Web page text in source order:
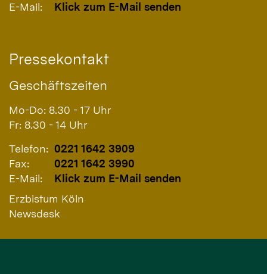
E-Mail:
Klick zum E-Mail senden
Pressekontakt
Geschäftszeiten
Mo-Do: 8.30 - 17 Uhr
Fr: 8.30 - 14 Uhr
Telefon: 0221 1642 3909
Fax:
0221 1642 3990
E-Mail:
Klick zum E-Mail senden
Erzbistum Köln
Newsdesk